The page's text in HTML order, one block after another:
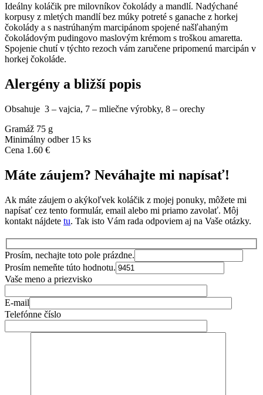
Ideálny koláčik pre milovníkov čokolády a mandlí. Nadýchané
korpusy z mletých mandlí bez múky potreté s ganache z horkej
čokolády a s nastrúhaným marcipánom spojené našľahaným
čokoládovým pudingovo maslovým krémom s troškou amaretta.
Spojenie chutí v týchto rezoch vám zaručene pripomenú marcipán v
horkej čokoláde.
Alergény a bližší popis
Obsahuje 3 – vajcia, 7 – mliečne výrobky, 8 – orechy
Gramáž 75 g
Minimálny odber 15 ks
Cena 1.60 €
Máte záujem? Neváhajte mi napísať!
Ak máte záujem o akýkoľvek koláčik z mojej ponuky, môžete mi
napísať cez tento formulár, email alebo mi priamo zavolať. Môj
kontakt nájdete tu. Tak isto Vám rada odpoviem aj na Vaše otázky.
Prosím, nechajte toto pole prázdne.
Prosím nemeňte túto hodnotu.
Vaše meno a priezvisko
E-mail
Telefónne číslo